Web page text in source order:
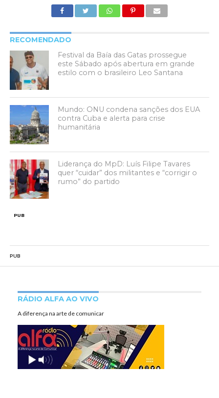
RECOMENDADO
Festival da Baía das Gatas prossegue
este Sábado após abertura em grande
estilo com o brasileiro Leo Santana
Mundo: ONU condena sanções dos EUA
contra Cuba e alerta para crise
humanitária
Liderança do MpD: Luís Filipe Tavares
quer “cuidar” dos militantes e “corrigir o
rumo” do partido
PUB
PUB
RÁDIO ALFA AO VIVO
A diferença na arte de comunicar